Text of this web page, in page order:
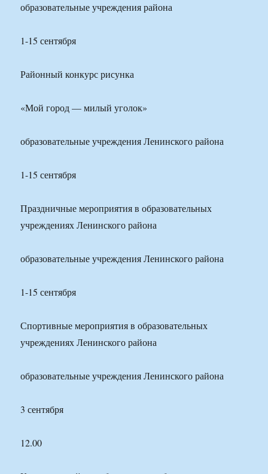
образовательные учреждения района
1-15 сентября
Районный конкурс рисунка
«Мой город — милый уголок»
образовательные учреждения Ленинского района
1-15 сентября
Праздничные мероприятия в образовательных
учреждениях Ленинского района
образовательные учреждения Ленинского района
1-15 сентября
Спортивные мероприятия в образовательных
учреждениях Ленинского района
образовательные учреждения Ленинского района
3 сентября
12.00